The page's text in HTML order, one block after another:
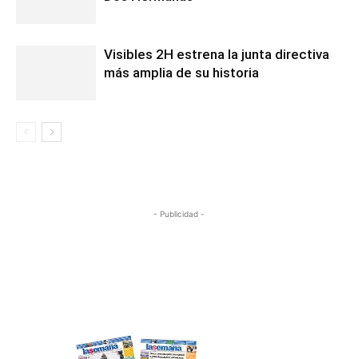
Visibles 2H estrena la junta directiva
más amplia de su historia
- Publicidad -